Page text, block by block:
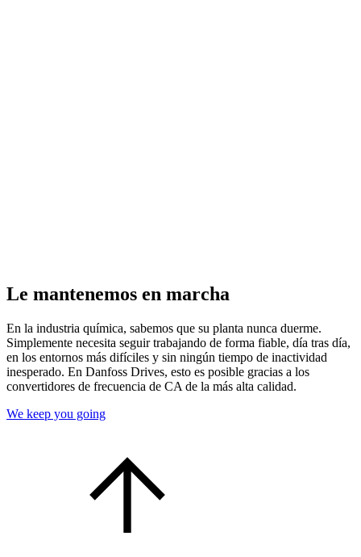
Le mantenemos en marcha
En la industria química, sabemos que su planta nunca duerme.
Simplemente necesita seguir trabajando de forma fiable, día tras día,
en los entornos más difíciles y sin ningún tiempo de inactividad
inesperado. En Danfoss Drives, esto es posible gracias a los
convertidores de frecuencia de CA de la más alta calidad.
We keep you going